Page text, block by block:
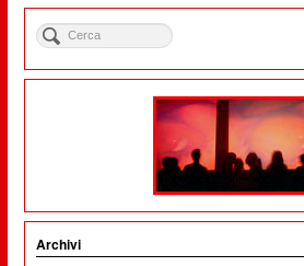
Archivi